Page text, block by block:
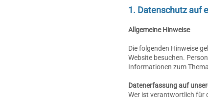
1. Datenschutz auf
Allgemeine Hinweise
Die folgenden Hinweise
Website besuchen.
Informationen zum
Datenerfassung auf
Wer ist verantwortlich für